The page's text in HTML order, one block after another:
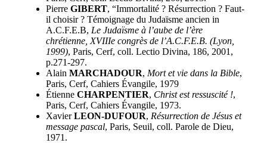
Pierre GIBERT, “Immortalité ? Résurrection ? Faut-
il choisir ? Témoignage du Judaïsme ancien in
A.C.F.E.B, Le Judaïsme à l’aube de l’ère
chrétienne, XVIIIe congrès de l’A.C.F.E.B. (Lyon,
1999), Paris, Cerf, coll. Lectio Divina, 186, 2001,
p.271-297.
Alain MARCHADOUR, Mort et vie dans la Bible,
Paris, Cerf, Cahiers Évangile, 1979
Étienne CHARPENTIER, Christ est ressuscité !,
Paris, Cerf, Cahiers Évangile, 1973.
XavierLEON-DUFOUR, Résurrection de Jésus et
message pascal, Paris, Seuil, coll. Parole de Dieu,
1971.